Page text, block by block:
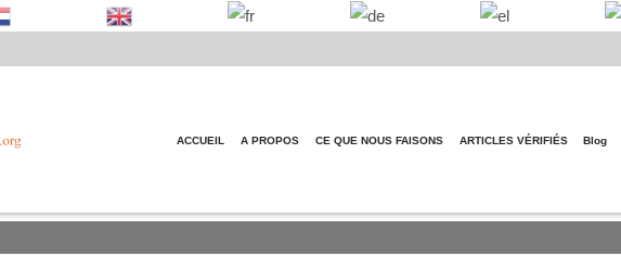
ACCUEIL A PROPOS CE QUE NOUS FAISONS ARTICLES VÉRIFIÉS Blog